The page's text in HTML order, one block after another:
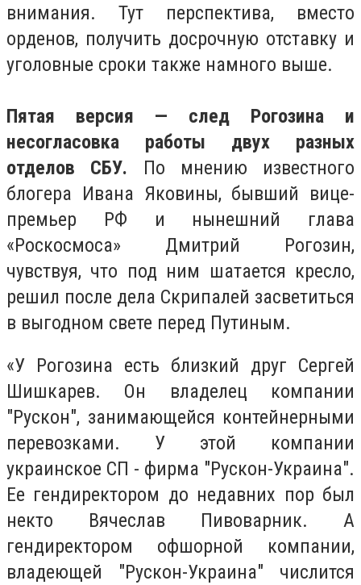
внимания. Тут перспектива, вместо
орденов, получить досрочную отставку и
уголовные сроки также намного выше.
Пятая версия — след Рогозина и
несогласовка работы двух разных
отделов СБУ. По мнению известного
блогера Ивана Яковины, бывший вице-
премьер РФ и нынешний глава
«Роскосмоса» Дмитрий Рогозин,
чувствуя, что под ним шатается кресло,
решил после дела Скрипалей засветиться
в выгодном свете перед Путиным.
«У Рогозина есть близкий друг Сергей
Шишкарев. Он владелец компании
"Рускон", занимающейся контейнерными
перевозками. У этой компании
украинское СП - фирма "Рускон-Украина".
Ее гендиректором до недавних пор был
некто Вячеслав Пивоварник. А
гендиректором офшорной компании,
владеющей "Рускон-Украина" числится